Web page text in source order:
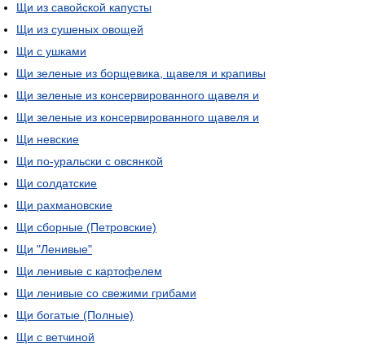
Щи из савойской капусты
Щи из сушеных овощей
Щи с ушками
Щи зеленые из борщевика, щавеля и крапивы
Щи зеленые из консервированного щавеля и
Щи зеленые из консервированного щавеля и
Щи невские
Щи по-уральски с овсянкой
Щи солдатские
Щи рахмановские
Щи сборные (Петровские)
Щи "Ленивые"
Щи ленивые с картофелем
Щи ленивые со свежими грибами
Щи богатые (Полные)
Щи с ветчиной